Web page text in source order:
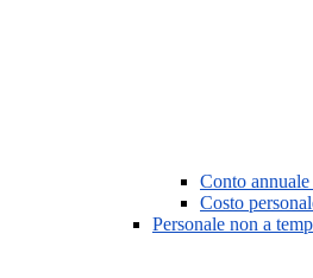
Conto
Costo
Personale non a